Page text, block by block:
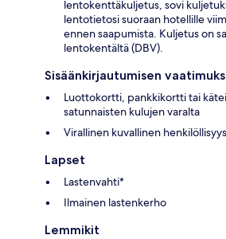
lentokenttäkuljetus, sovi
lentotietosi suoraan hotellille
ennen saapumista. Kuljetus on
lentokentältä (DBV).
Sisäänkirjautumisen
Luottokortti, pankkikortti tai
satunnaisten kulujen varalta
Virallinen kuvallinen
Lapset
Lastenvahti*
Ilmainen lastenkerho
Lemmikit